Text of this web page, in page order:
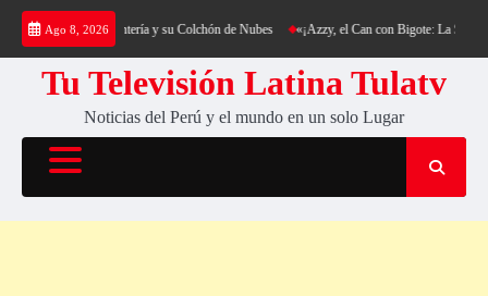
Saltar
contenido
Ago 8, 2026
al Cerro Cantería y su Colchón de Nubes «¡Azzy, el Can con Bigote: La
Tu Televisión Latina Tulatv
Noticias del Perú y el mundo en un solo Lugar